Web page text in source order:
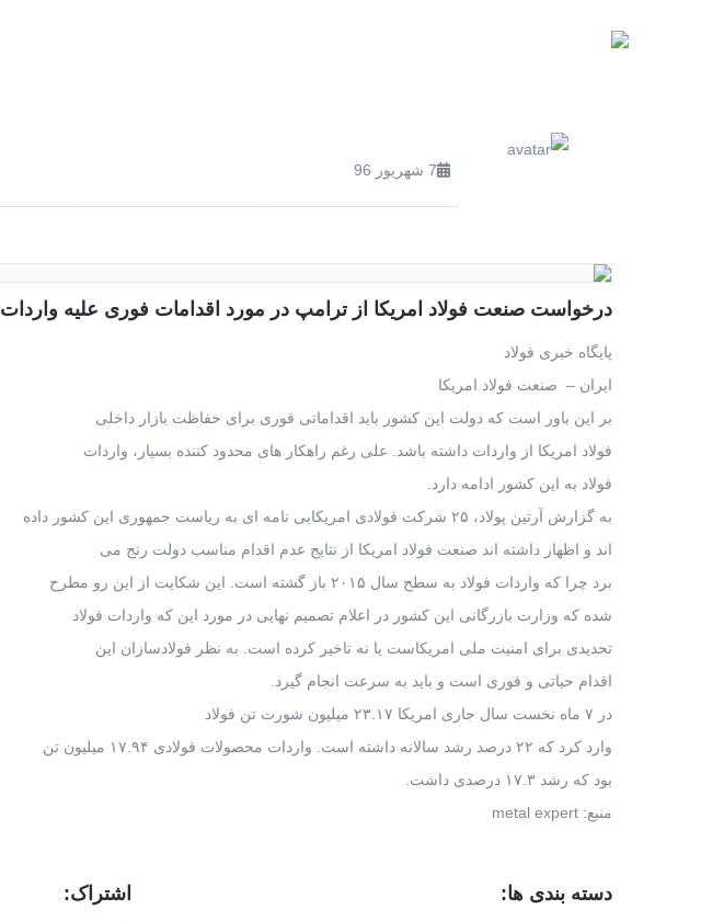
7 شهریور 96
درخواست صنعت فولاد امریکا از ترامپ در مورد اقدامات فوری علیه واردات
پایگاه خبری فولاد
ایران – صنعت فولاد امریکا
بر این باور است که دولت این کشور باید اقداماتی فوری برای حفاظت بازار داخلی
فولاد امریکا از واردات داشته باشد. علی رغم راهکار های محدود کننده بسیار، واردات
فولاد به این کشور ادامه دارد.
به گزارش آرتین پولاد، ۲۵ شرکت فولادی امریکایی نامه ای به ریاست جمهوری این کشور داده
اند و اظهار داشته اند صنعت فولاد امریکا از نتایج عدم اقدام مناسب دولت رنج می
برد چرا که واردات فولاد به سطح سال ۲۰۱۵ باز گشته است. این شکایت از این رو مطرح
شده که وزارت بازرگانی این کشور در اعلام تصمیم نهایی در مورد این که واردات فولاد
تحدیدی برای امنیت ملی امریکاست یا نه تاخیر کرده است. به نظر فولادسازان این
اقدام حیاتی و فوری است و باید به سرعت انجام گیرد.
در ۷ ماه نخست سال جاری امریکا ۲۳.۱۷ میلیون شورت تن فولاد
وارد کرد که ۲۲ درصد رشد سالانه داشته است. واردات محصولات فولادی ۱۷.۹۴ میلیون تن
بود که رشد ۱۷.۳ درصدی داشت.
منبع: metal expert
دسته بندی ها: اشتراک: